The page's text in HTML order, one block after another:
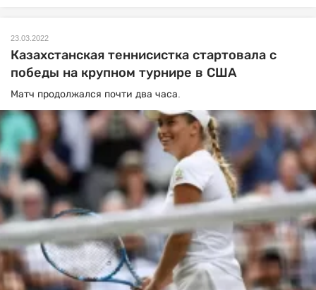
23.03.2022
Казахстанская теннисистка стартовала с
победы на крупном турнире в США
Матч продолжался почти два часа.